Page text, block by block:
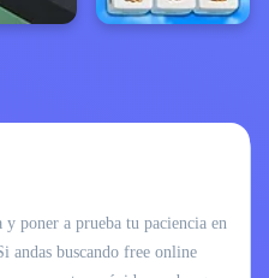
y poner a prueba tu paciencia en
andas buscando free online